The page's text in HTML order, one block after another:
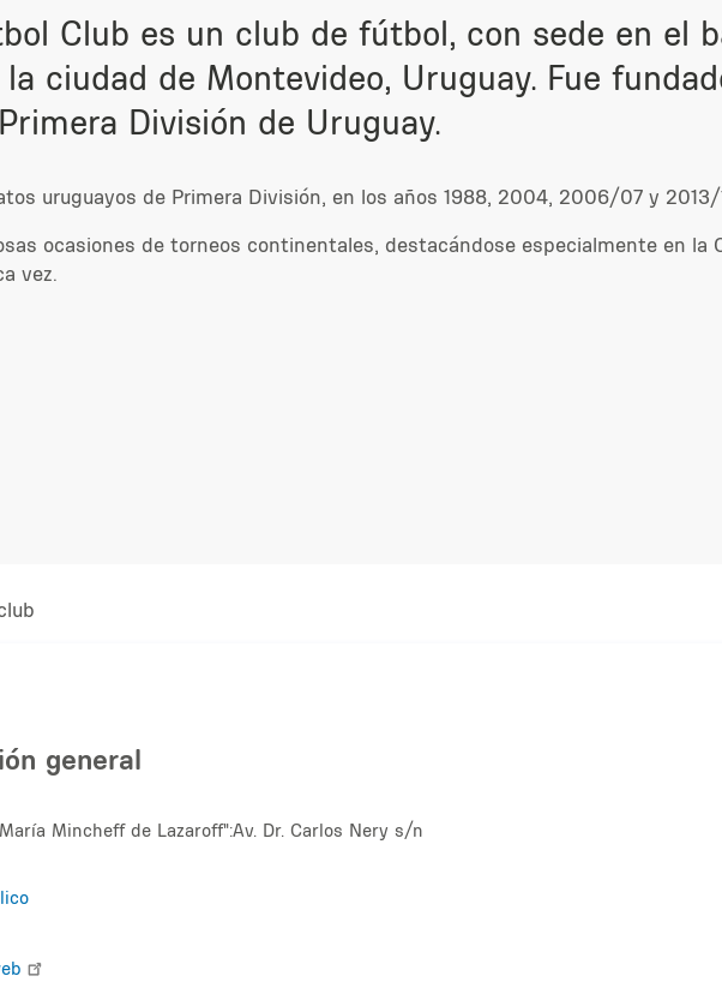
Club es un club de fútbol, con sede en el
ciudad de Montevideo, Uruguay. Fue
División de Uruguay.
uruguayos de Primera División, en los años 1988, 2004, 2006/07 y 2013/
ocasiones de torneos continentales, destacándose especialmente en la
vez.
general
Mincheff de Lazaroff":Av. Dr. Carlos Nery s/n